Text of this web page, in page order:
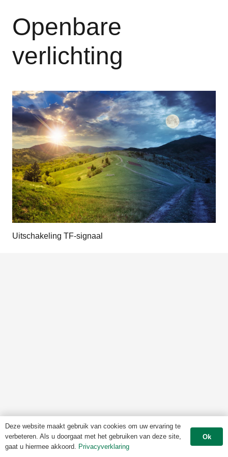
Openbare
verlichting
Uitschakeling TF-signaal
Deze website maakt gebruik van cookies om uw ervaring te
verbeteren. Als u doorgaat met het gebruiken van deze site,
gaat u hiermee akkoord. Privacyverklaring
Ok